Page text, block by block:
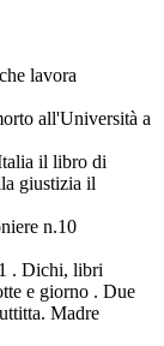
lavora
all'Università a
il libro di
giustizia il
n.10
. Dichi, libri
e giorno . Due
Madre